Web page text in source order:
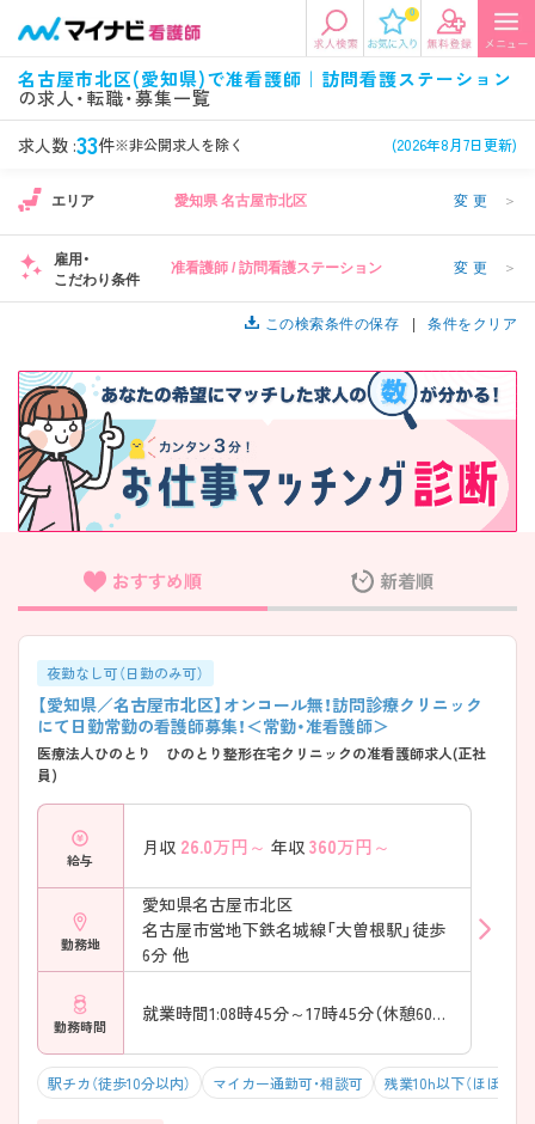
0
名古屋市北区(愛知県)で准看護師｜訪問看護ステーション
の求人・転職・募集一覧
求人数 :33件※非公開求人を除く (2026年8月7日更新)
エリアから探す
エリアから探す
関東 北陸・信越
東海 関西
九州・沖縄
希望の求人条件を選択
条件項目の選択に戻る
資格 1 勤務形態
施設形態 1
病院、クリニック・診療所など 病棟、外来など
美容外科、
循環器内科など
未経験歓迎、
土日祝休みなど
年収
年収500万円以上など 正社員、契約社員など
フリーワード検索
エリア 愛知県 名古屋市北区 変更 ＞
雇用・
こだわり条件
准看護師 / 訪問看護ステーション 変更 ＞
この検索条件の保存 条件をクリア
おすすめ順 新着順
夜勤なし可（日勤のみ可）
【愛知県／名古屋市北区】オンコール無！訪問診療クリニック
にて日勤常勤の看護師募集！＜常勤・准看護師＞
医療法人ひのとり ひのとり整形在宅クリニックの准看護師求人(正社
員)
給与
月収 26.0万円～ 年収 360万円～
勤務地
愛知県名古屋市北区
名古屋市営地下鉄名城線「大曽根駅」徒歩
6分 他
勤務時間
就業時間1:08時45分～17時45分（休憩60分）
駅チカ（徒歩10分以内） マイカー通勤可・相談可 残業10h以下（ほぼなし）